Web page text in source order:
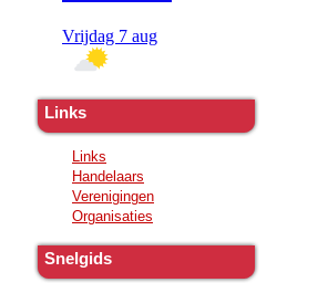
Links
Links
Handelaars
Verenigingen
Organisaties
Snelgids